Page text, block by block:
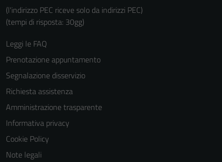
(l'indirizzo PEC riceve solo da indirizzi PEC)
(tempi di risposta: 30gg)
Leggi le FAQ
Prenotazione appuntamento
Segnalazione disservizio
Richiesta assistenza
Amministrazione trasparente
Informativa privacy
Cookie Policy
Note legali